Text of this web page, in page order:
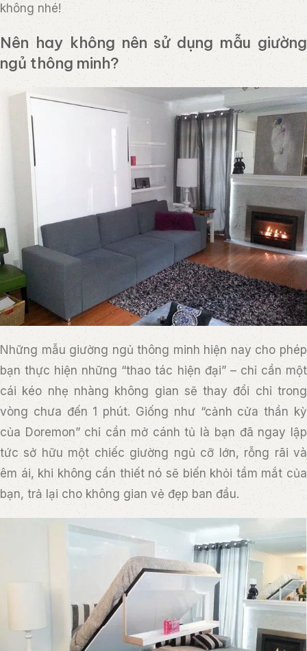
không nhé!
Nên hay không nên sử dụng mẫu giường
ngủ thông minh?
Những mẫu giường ngủ thông minh hiện nay cho phép
bạn thực hiện những “thao tác hiện đại” – chỉ cần một
cái kéo nhẹ nhàng không gian sẽ thay đổi chỉ trong
vòng chưa đến 1 phút. Giống như “cảnh cửa thần kỳ
của Doremon” chỉ cần mở cánh tủ là bạn đã ngay lập
tức sở hữu một chiếc giường ngủ cỡ lớn, rỗng rãi và
êm ái, khi không cần thiết nó sẽ biến khỏi tầm mắt của
bạn, trả lại cho không gian vẻ đẹp ban đầu.